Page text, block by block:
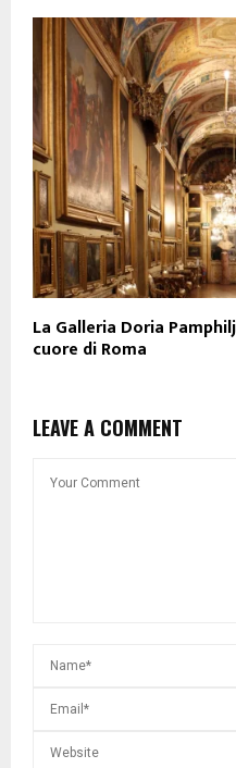
La Galleria Doria
cuore di Roma
LEAVE A COMMENT